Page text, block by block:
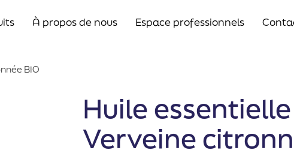
À propos de nous Espace professionnels
BIO
Huile
Verveine